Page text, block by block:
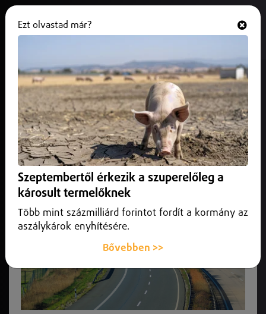
Szeptembertől akár 150-nel is
száguldhatnak az autósok
2025. augusztus 21.Külföld
Szeptembertől akár 150-nel is száguldhatnak az autósok
Ezt olvastad már?
Szeptembertől érkezik a szuperelőleg a
károsult termelőknek
Több mint százmilliárd forintot fordít a kormány az
aszálykárok enyhítésére.
Bővebben >>